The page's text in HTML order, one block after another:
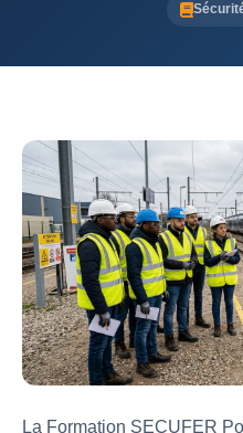
La Formation SECUFER